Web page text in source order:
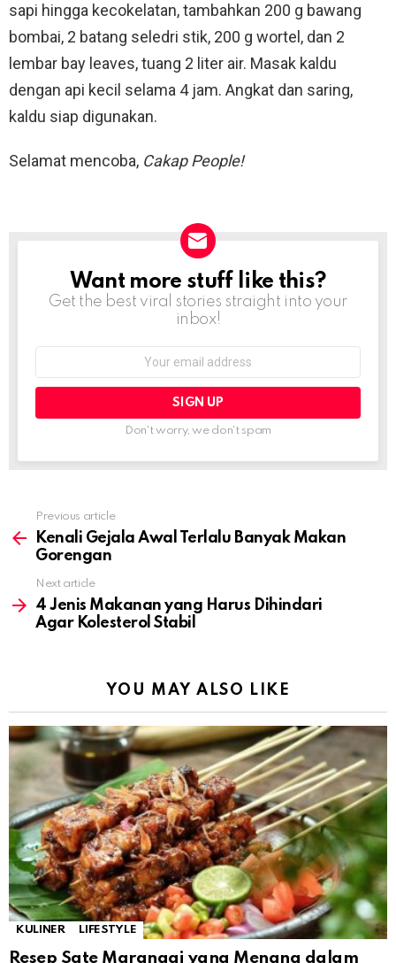
sapi hingga kecokelatan, tambahkan 200 g bawang
bombai, 2 batang seledri stik, 200 g wortel, dan 2
lembar bay leaves, tuang 2 liter air. Masak kaldu
dengan api kecil selama 4 jam. Angkat dan saring,
kaldu siap digunakan.
Selamat mencoba, Cakap People!
NEWSLETTER
Want more stuff like this?
Get the best viral stories straight into your
inbox!
Don't worry, we don't spam
more
Previous article
Kenali Gejala Awal Terlalu Banyak Makan
Gorengan
Next article
4 Jenis Makanan yang Harus Dihindari
Agar Kolesterol Stabil
YOU MAY ALSO LIKE
KULINER LIFESTYLE
Resep Sate Maranggi yang Menang dalam